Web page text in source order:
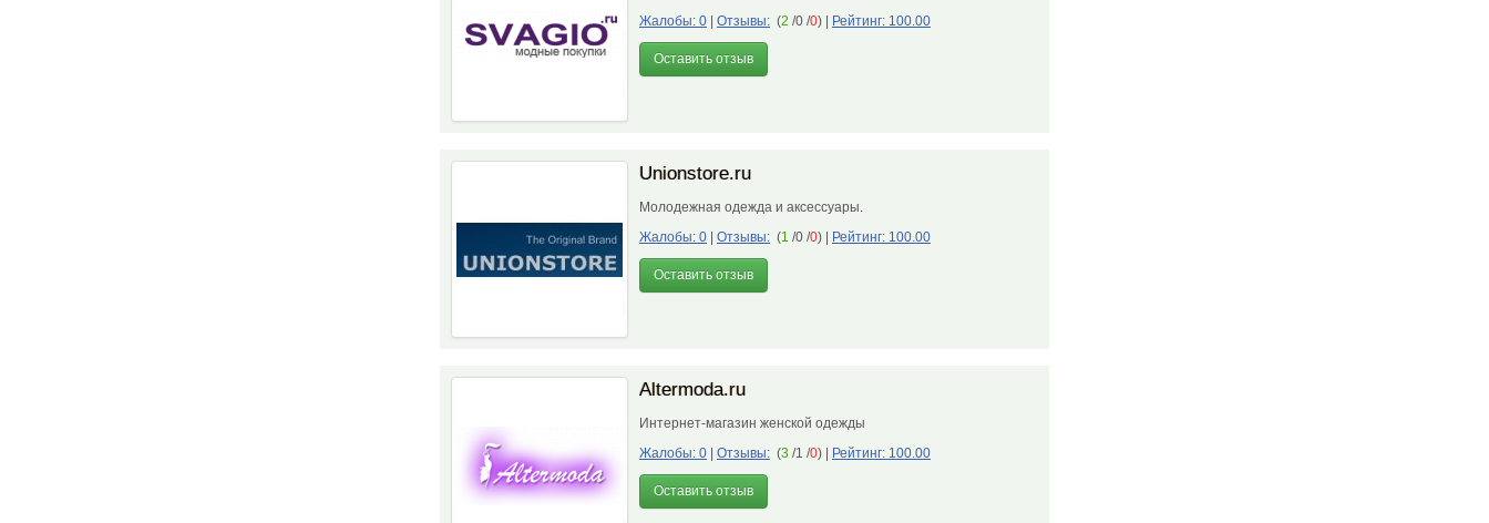
Жалобы: 0
Отзывы: (2 /0 /0) Рейтинг: 100.00
Оставить отзыв
Unionstore.ru
Молодежная одежда и аксессуары.
Жалобы: 0
Отзывы: (1 /0 /0) Рейтинг: 100.00
Оставить отзыв
Altermoda.ru
Интернет-магазин женской одежды
Жалобы: 0
Отзывы: (3 /1 /0) Рейтинг: 100.00
Оставить отзыв